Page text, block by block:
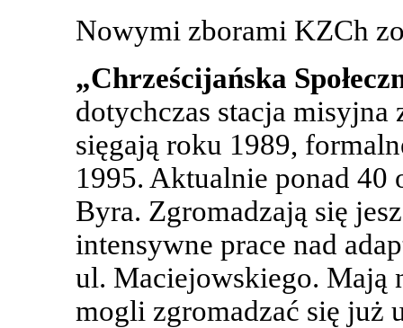
Nowymi zborami KZCh
„Chrześcijańska
dotychczas stacja
sięgają roku 1989,
1995. Aktualnie ponad 40
Byra. Zgromadzają się
intensywne prace nad
ul. Maciejowskiego. Mają
mogli zgromadzać się już